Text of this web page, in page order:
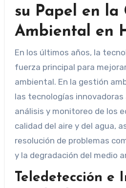
su Papel en la
Ambiental en
En los últimos años, la
fuerza principal para
ambiental. En la gestión
las tecnologías innovadoras
análisis y monitoreo de los
calidad del aire y del agua,
resolución de problemas
y la degradación del medio
Teledetección e